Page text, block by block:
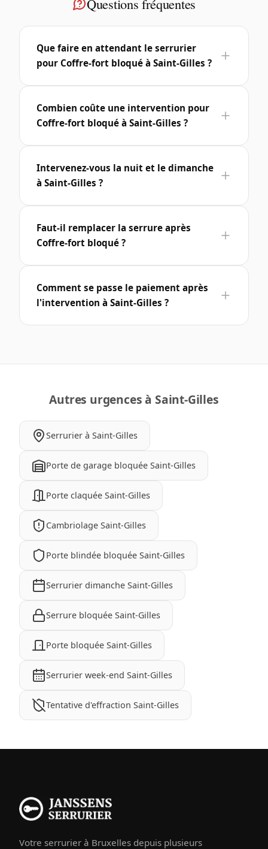
Que faire en attendant le serrurier
pour Coffre-fort bloqué à Saint-Gilles ?
Combien coûte une intervention pour
Coffre-fort bloqué à Saint-Gilles ?
Intervenez-vous la nuit et le dimanche
à Saint-Gilles ?
Faut-il remplacer la serrure après
Coffre-fort bloqué ?
Comment se passe le paiement après
l'intervention à Saint-Gilles ?
Autres urgences à Saint-Gilles
Serrurier à Saint-Gilles
Porte de garage bloquée Saint-Gilles
Porte claquée Saint-Gilles
Cambriolage Saint-Gilles
Porte blindée bloquée Saint-Gilles
Serrurier dimanche Saint-Gilles
Serrure bloquée Saint-Gilles
Porte bloquée Saint-Gilles
Serrurier week-end Saint-Gilles
Tentative d'effraction Saint-Gilles
Votre serrurier à Bruxelles depuis plusieurs